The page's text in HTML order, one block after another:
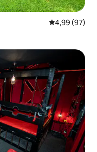
4,99 (97)